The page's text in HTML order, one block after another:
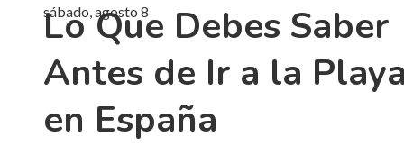
sábado, agosto 8
Lo Que Debes Saber
Antes de Ir a la
en España